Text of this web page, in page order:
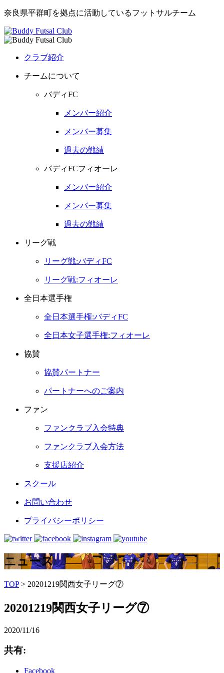
奈良県平群町を拠点に活動しているフットサルチーム
クラブ紹介
チームについて
バディFC
メンバー紹介
メンバー募集
過去の戦績
バディFCフィオーレ
メンバー紹介
メンバー募集
過去の戦績
リーグ戦
リーグ戦:バディFC
リーグ戦:フィオーレ
全日本選手権
全日本選手権:バディFC
全日本女子選手権:フィオーレ
協賛
協賛パートナー
パートナーへのご案内
ファン
ファンクラブ入会特典
ファンクラブ入会方法
支援店紹介
スクール
お問い合わせ
プライバシーポリシー
ニュース
TOP> 20201219関西女子リーグ⑦
20201219関西女子リーグ⑦
2020/11/16
共有:
Facebook